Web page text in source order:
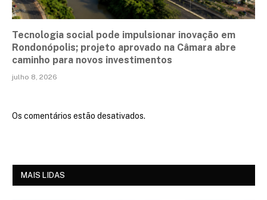
Tecnologia social pode impulsionar inovação em
Rondonópolis; projeto aprovado na Câmara abre
caminho para novos investimentos
julho 8, 2026
Os comentários estão desativados.
MAIS LIDAS